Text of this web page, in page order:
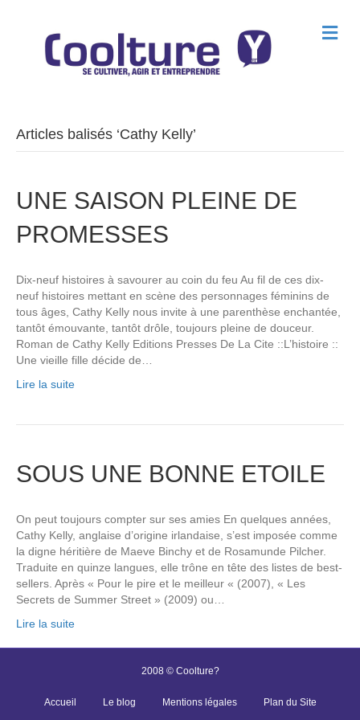
M
e
Articles balisés ‘Cathy Kelly’
UNE SAISON PLEINE DE
PROMESSES
Dix-neuf histoires à savourer au coin du feu Au fil de ces dix-
neuf histoires mettant en scène des personnages féminins de
tous âges, Cathy Kelly nous invite à une parenthèse enchantée,
tantôt émouvante, tantôt drôle, toujours pleine de douceur.
Roman de Cathy Kelly Editions Presses De La Cite ::L’histoire ::
Une vieille fille décide de…
Lire la suite
SOUS UNE BONNE ETOILE
On peut toujours compter sur ses amies En quelques années,
Cathy Kelly, anglaise d’origine irlandaise, s’est imposée comme
la digne héritière de Maeve Binchy et de Rosamunde Pilcher.
Traduite en quinze langues, elle trône en tête des listes de best-
sellers. Après « Pour le pire et le meilleur « (2007), « Les
Secrets de Summer Street » (2009) ou…
Lire la suite
2008 © Coolture?
Accueil Le blog Mentions légales Plan du Site